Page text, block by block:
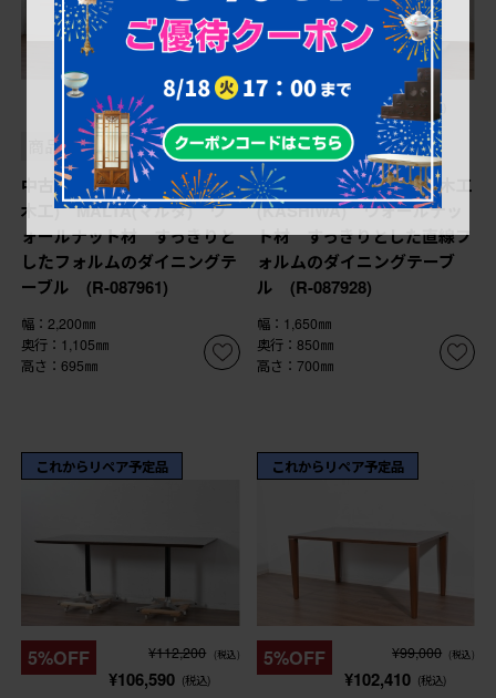
¥522,500
商品番号 R-087961
中古 美品 maruni(マルニ
木工) MALTA(マルタ) ウ
ォールナット材 すっきりと
したフォルムのダイニングテ
ーブル (R-087961)
幅：2,200㎜
奥行：1,105㎜
高さ：695㎜
¥118,800 (税込)
商品番号 R-087928
中古 希少な廃番品 柏木工
(KASHIWA) ウォールナッ
ト材 すっきりとした直線フ
ォルムのダイニングテーブ
ル (R-087928)
幅：1,650㎜
奥行：850㎜
高さ：700㎜
これからリペア予定品
5%OFF ¥112,200 (税込)
¥106,590 (税込)
これからリペア予定品
5%OFF ¥99,000 (税込)
¥102,410 (税込)